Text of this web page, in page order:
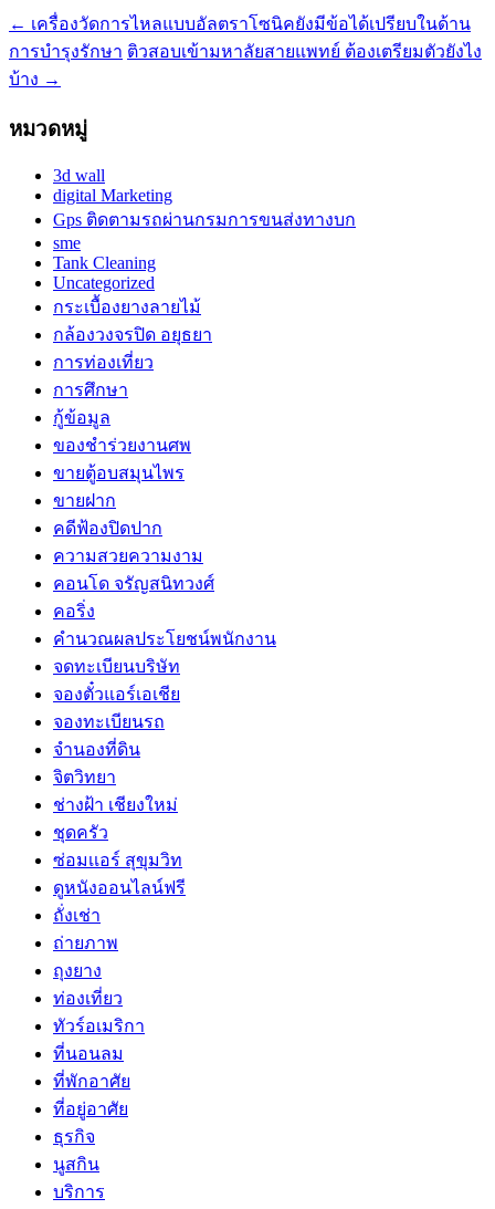
← เครื่องวัดการไหลแบบอัลตราโซนิคยังมีข้อได้เปรียบในด้าน
การบำรุงรักษา ติวสอบเข้ามหาลัยสายแพทย์ ต้องเตรียมตัวยังไง
บ้าง →
หมวดหมู่
3d wall
digital Marketing
Gps ติดตามรถผ่านกรมการขนส่งทางบก
sme
Tank Cleaning
Uncategorized
กระเบื้องยางลายไม้
กล้องวงจรปิด อยุธยา
การท่องเที่ยว
การศึกษา
กู้ข้อมูล
ของชำร่วยงานศพ
ขายตู้อบสมุนไพร
ขายฝาก
คดีฟ้องปิดปาก
ความสวยความงาม
คอนโด จรัญสนิทวงศ์
คอริ่ง
คำนวณผลประโยชน์พนักงาน
จดทะเบียนบริษัท
จองตั๋วแอร์เอเชีย
จองทะเบียนรถ
จำนองที่ดิน
จิตวิทยา
ช่างฝ้า เชียงใหม่
ชุดครัว
ซ่อมเเอร์ สุขุมวิท
ดูหนังออนไลน์ฟรี
ถั่งเช่า
ถ่ายภาพ
ถุงยาง
ท่องเที่ยว
ทัวร์อเมริกา
ที่นอนลม
ที่พักอาศัย
ที่อยู่อาศัย
ธุรกิจ
นูสกิน
บริการ